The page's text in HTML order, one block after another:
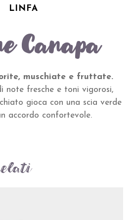
LINFA
Canapa
muschiate e fruttate.
note fresche e toni vigorosi,
gioca con una scia verde
accordo confortevole.